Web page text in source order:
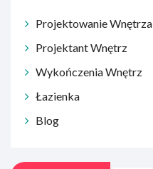
Projektowanie Wnętrza
Projektant Wnętrz
Wykończenia Wnętrz
Łazienka
Blog